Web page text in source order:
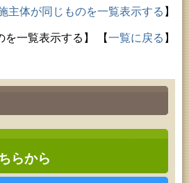
らから
主体が同じものを一覧表示する 】
を一覧表示する】 【一覧に戻る 】